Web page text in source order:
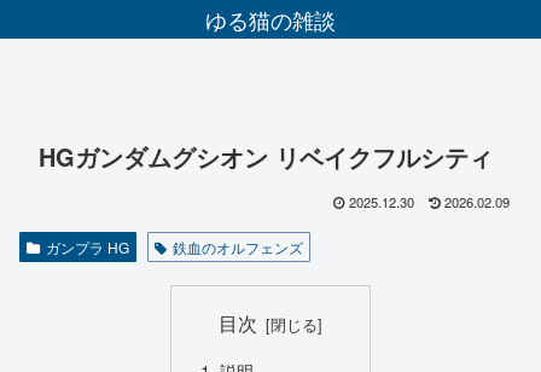
ゆる猫の雑談
HGガンダムグシオン リベイクフルシティ
2025.12.30 2026.02.09
ガンプラ HG 鉄血のオルフェンズ
目次